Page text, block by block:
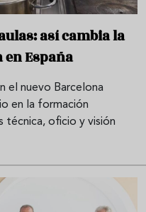
así cambia la
España
el nuevo Barcelona
en la formación
técnica, oficio y visión